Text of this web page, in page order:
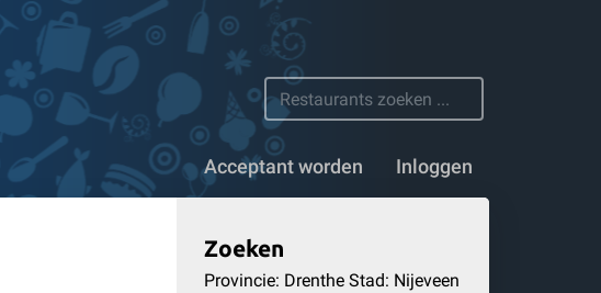
Acceptant worden Inloggen
Meer dan 1100 restaurants
Zoeken
Provincie: Drenthe Stad: Nijeveen